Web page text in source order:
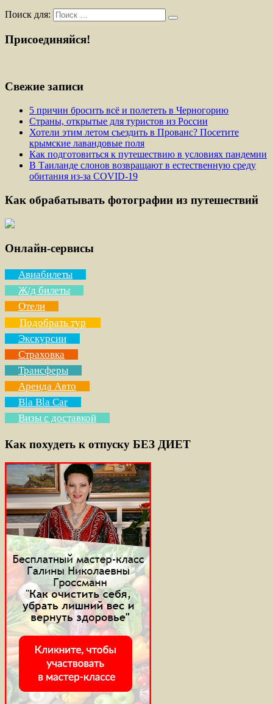
Поиск для:
Присоединяйся!
Свежие записи
5 причин бросить всё и полететь в Черногорию
Страны, открытые для туристов из России
Хотели этим летом съездить в Прованс? Посетите
крымские лавандовые поля
Как подготовиться к путешествию в условиях пандемии
В Таиланде слонов возвращают в естественную среду
обитания из-за COVID-19
Как обрабатывать фотографии из путешествий
Онлайн-сервисы
Авиабилеты
Ж/д билеты
Отели
Подобрать тур
Экскурсии
Страховка
Трансферы
Аренда Авто
Bla Bla Car
Визы с доставкой
Как похудеть к отпуску БЕЗ ДИЕТ